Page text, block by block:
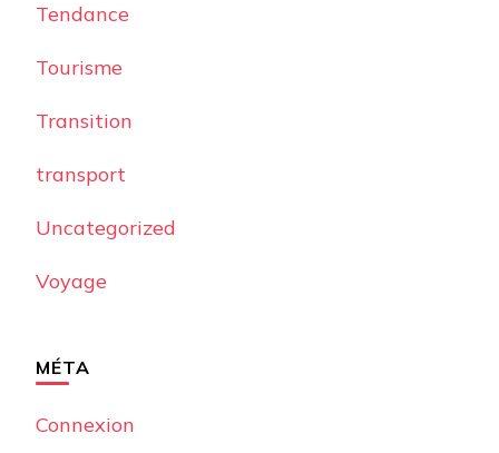
Tendance
Tourisme
Transition
transport
Uncategorized
Voyage
MÉTA
Connexion